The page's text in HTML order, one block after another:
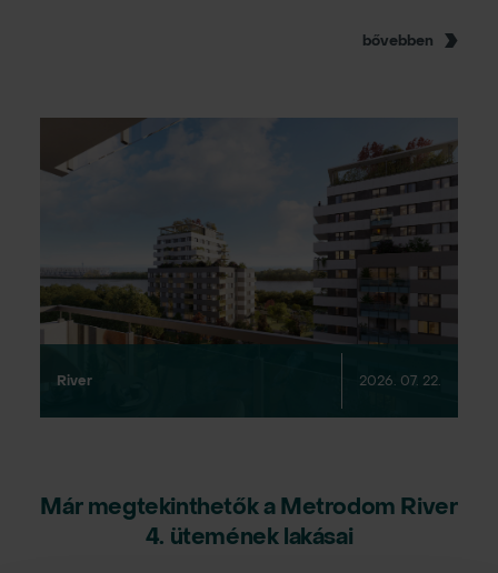
bővebben
River 2026. 07. 22.
Már megtekinthetők a Metrodom River
4. ütemének lakásai